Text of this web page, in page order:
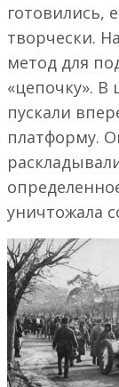
готовились,
творчески.
метод для
«цепочку».
пускали
платформу.
уничтожала